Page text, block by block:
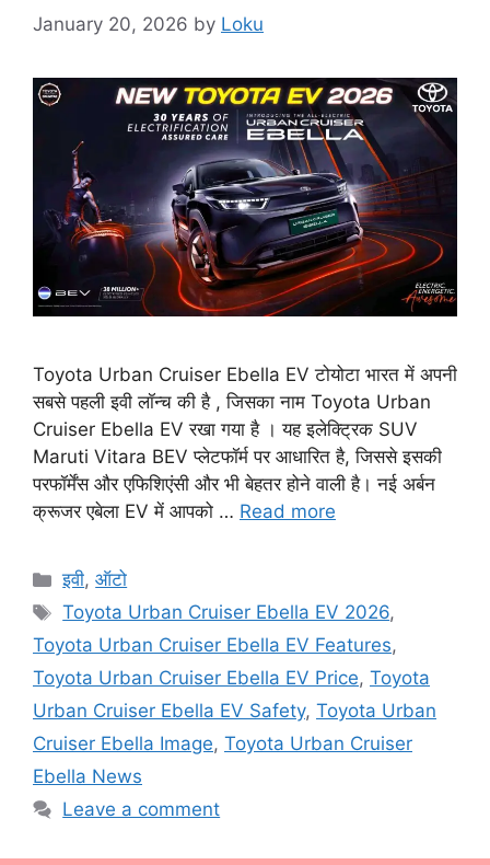
January 20, 2026 by Loku
Toyota Urban Cruiser Ebella EV टोयोटा भारत में अपनी
सबसे पहली इवी लॉन्च की है , जिसका नाम Toyota Urban
Cruiser Ebella EV रखा गया है । यह इलेक्ट्रिक SUV
Maruti Vitara BEV प्लेटफॉर्म पर आधारित है, जिससे इसकी
परफॉर्मेंस और एफिशिएंसी और भी बेहतर होने वाली है। नई अर्बन
क्रूजर एबेला EV में आपको … Read more
Categories
इवी,ऑटो
Tags
Toyota Urban Cruiser Ebella EV 2026,
Toyota Urban Cruiser Ebella EV Features,
Toyota Urban Cruiser Ebella EV Price, Toyota
Urban Cruiser Ebella EV Safety, Toyota Urban
Cruiser Ebella Image, Toyota Urban Cruiser
Ebella News
Leave a comment